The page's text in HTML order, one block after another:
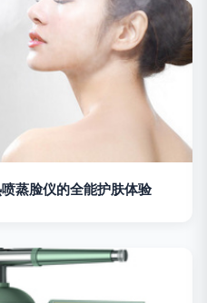
蒸脸仪的全能护肤体验